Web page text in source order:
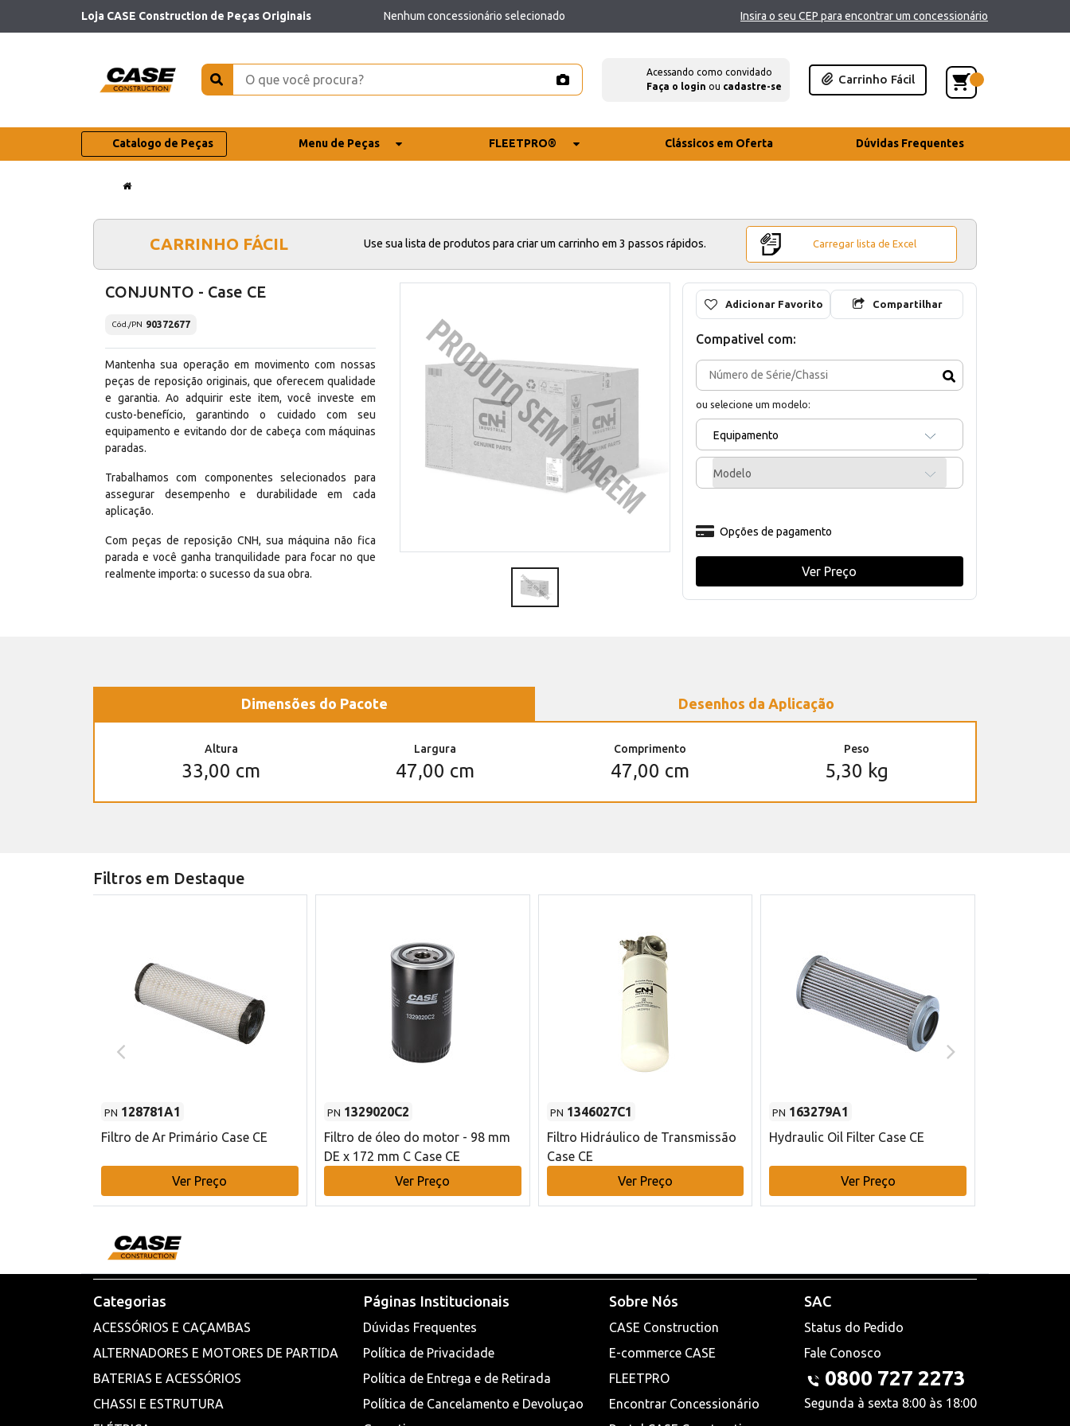
Loja CASE Construction de Peças Originais Nenhum concessionário selecionado Insira o seu CEP para encontrar um concessionário
Acessando como convidado
Faça o login ou cadastre-se
Carrinho Fácil
Catalogo de Peças Menu de Peças FLEETPRO® Clássicos em Oferta Dúvidas Frequentes
CARRINHO FÁCIL Use sua lista de produtos para criar um carrinho em 3 passos rápidos. Carregar lista de Excel
CONJUNTO - Case CE
Cód./PN 90372677
Mantenha sua operação em movimento com nossas
peças de reposição originais, que oferecem qualidade
e garantia. Ao adquirir este item, você investe em
custo-benefício, garantindo o cuidado com seu
equipamento e evitando dor de cabeça com máquinas
paradas.
Trabalhamos com componentes selecionados para
assegurar desempenho e durabilidade em cada
aplicação.
Com peças de reposição CNH, sua máquina não fica
parada e você ganha tranquilidade para focar no que
realmente importa: o sucesso da sua obra.
Adicionar Favorito Compartilhar
Compativel com:
ou selecione um modelo:
Equipamento
Modelo
Opções de pagamento
Ver Preço
Dimensões do Pacote Desenhos da Aplicação
Altura
33,00 cm
Largura
47,00 cm
Comprimento
47,00 cm
Peso
5,30 kg
Filtros em Destaque
PN 128781A1
Filtro de Ar Primário Case CE
Ver Preço
PN 1329020C2
Filtro de óleo do motor - 98 mm
DE x 172 mm C Case CE
Ver Preço
PN 1346027C1
Filtro Hidráulico de Transmissão
Case CE
Ver Preço
PN 163279A1
Hydraulic Oil Filter Case CE
Ver Preço
Categorias
ACESSÓRIOS E CAÇAMBAS
ALTERNADORES E MOTORES DE PARTIDA
BATERIAS E ACESSÓRIOS
CHASSI E ESTRUTURA
Páginas Institucionais
Dúvidas Frequentes
Política de Privacidade
Política de Entrega e de Retirada
Política de Cancelamento e Devoluçao
Sobre Nós
CASE Construction
E-commerce CASE
FLEETPRO
Encontrar Concessionário
SAC
Status do Pedido
Fale Conosco
0800 727 2273
Segunda à sexta 8:00 às 18:00